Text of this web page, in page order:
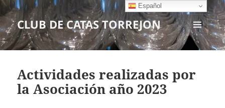
CLUB DE CATAS TORREJON
MENÚ
Y
Actividades realizadas por
la Asociación año 2023
Español